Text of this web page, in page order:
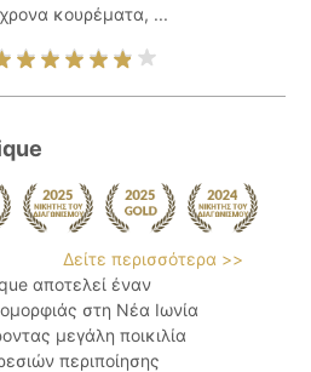
κουρέματα, ...
Δείτε περισσότερα >>
αποτελεί έναν
στη Νέα Ιωνία
μεγάλη ποικιλία
περιποίησης